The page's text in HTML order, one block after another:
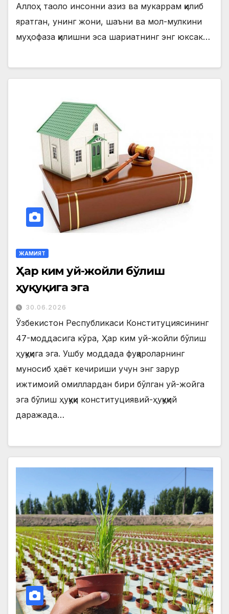
Аллоҳ таоло инсонни азиз ва мукаррам қилиб
яратган, унинг жони, шаъни ва мол-мулкини
муҳофаза қилишни эса шариатнинг энг юксак…
ЖАМИЯТ
Ҳар ким уй-жойли бўлиш
ҳуқуқига эга
30.06.2026
Ўзбекистон Республикаси Конституциясининг
47-моддасига кўра, Ҳар ким уй-жойли бўлиш
ҳуқуқига эга. Ушбу моддада фуқароларнинг
муносиб ҳаёт кечириши учун энг зарур
ижтимоий омиллардан бири бўлган уй-жойга
эга бўлиш ҳуқуқи конституциявий-ҳуқуқий
даражада…